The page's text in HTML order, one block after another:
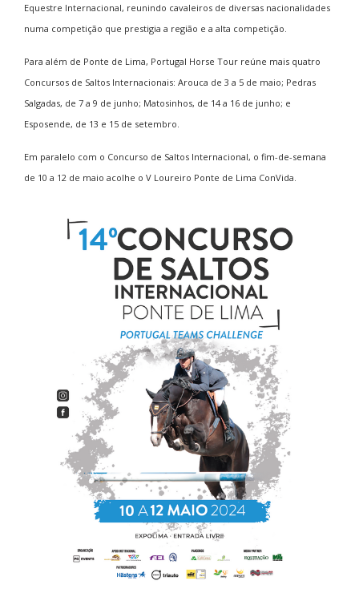
Equestre Internacional, reunindo cavaleiros de diversas nacionalidades
numa competição que prestigia a região e a alta competição.
Para além de Ponte de Lima, Portugal Horse Tour reúne mais quatro
Concursos de Saltos Internacionais: Arouca de 3 a 5 de maio; Pedras
Salgadas, de 7 a 9 de junho; Matosinhos, de 14 a 16 de junho; e
Esposende, de 13 e 15 de setembro.
Em paralelo com o Concurso de Saltos Internacional, o fim-de-semana
de 10 a 12 de maio acolhe o V Loureiro Ponte de Lima ConVida.